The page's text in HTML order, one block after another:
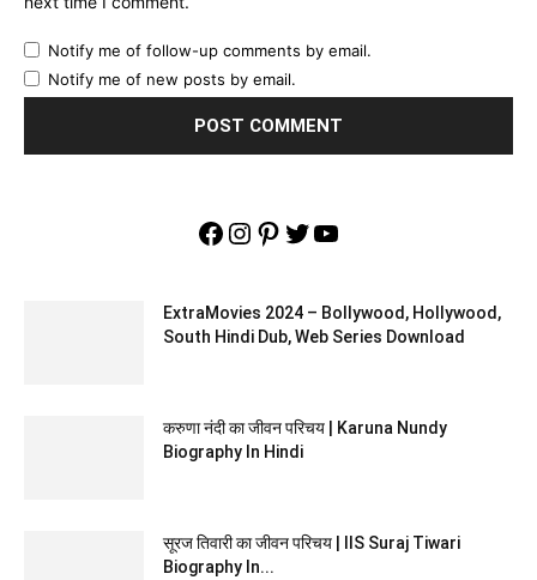
Notify me of follow-up comments by email.
Notify me of new posts by email.
Facebook
Instagram
Pinterest
Twitter
YouTube
ExtraMovies 2024 – Bollywood, Hollywood,
South Hindi Dub, Web Series Download
करुणा नंदी का जीवन परिचय | Karuna Nundy
Biography In Hindi
सूरज तिवारी का जीवन परिचय | IIS Suraj Tiwari
Biography In...